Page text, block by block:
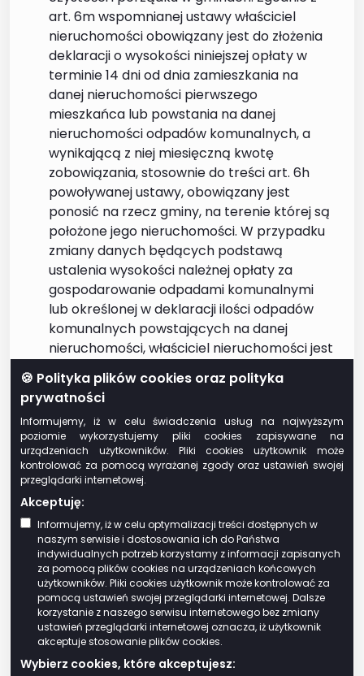
🍪 Polityka plików cookies oraz polityka
prywatności
Informujemy, iż w celu świadczenia usług na najwyższym
poziomie wykorzystujemy pliki cookies zapisywane na
urządzeniach użytkowników. Pliki cookies użytkownik może
kontrolować za pomocą wyrażanej zgody oraz ustawień swojej
przeglądarki internetowej.
Akceptuję:
Informujemy, iż w celu optymalizacji treści dostępnych w
naszym serwisie i dostosowania ich do Państwa
indywidualnych potrzeb korzystamy z informacji zapisanych
za pomocą plików cookies na urządzeniach końcowych
użytkowników. Pliki cookies użytkownik może kontrolować za
pomocą ustawień swojej przeglądarki internetowej. Dalsze
korzystanie z naszego serwisu internetowego bez zmiany
ustawień przeglądarki internetowej oznacza, iż użytkownik
akceptuje stosowanie plików cookies.
Wybierz cookies, które akceptujesz:
art. 6m wspomnianej ustawy właściciel
nieruchomości obowiązany jest do złożenia
deklaracji o wysokości niniejszej opłaty w
terminie 14 dni od dnia zamieszkania na
danej nieruchomości pierwszego
mieszkańca lub powstania na danej
nieruchomości odpadów komunalnych, a
wynikającą z niej miesięczną kwotę
zobowiązania, stosownie do treści art. 6h
powoływanej ustawy, obowiązany jest
ponosić na rzecz gminy, na terenie której są
położone jego nieruchomości. W przypadku
zmiany danych będących podstawą
ustalenia wysokości należnej opłaty za
gospodarowanie odpadami komunalnymi
lub określonej w deklaracji ilości odpadów
komunalnych powstających na danej
nieruchomości, właściciel nieruchomości jest
obowiązany złożyć nową deklarację w
terminie do 10 dnia miesiąca następującego
po miesiącu,
w którym nastąpiła zmiana. Opłatę za
gospodarowanie odpadami komunalnymi w
zmienionej wysokości uiszcza się za miesiąc,
w którym nastąpiła zmiana.
Kogo dotyczy
Właściciel nieruchomości – rozumie się przez
to także współwłaścicieli, użytkowników
wieczystych lub jednostki organizacyjne i
osoby posiadające nieruchomości w
zarządzie lub użytkowaniu, a także inne
podmioty władające nieruchomością.